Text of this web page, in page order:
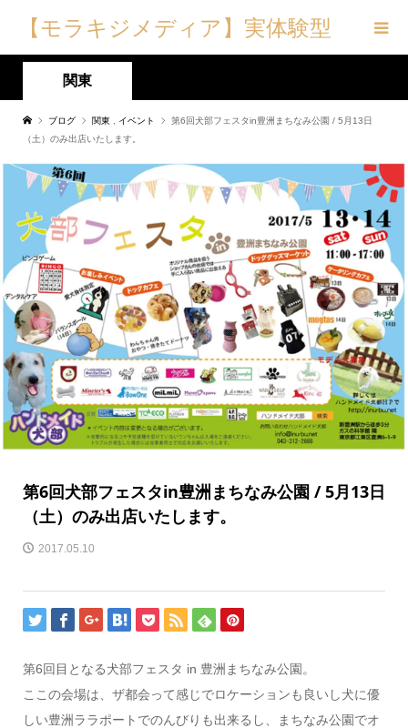
【モラキジメディア】実体験型
の犬メディア&トリーツ専門店
関東
ブログ 関東 イベント
第6回犬部フェスタin豊洲まちなみ公園 / 5月13日
（土）のみ出店いたします。
第6回犬部フェスタin豊洲まちなみ公園 / 5月13日
（土）のみ出店いたします。
2017.05.10
第6回目となる犬部フェスタ in 豊洲まちなみ公園。
ここの会場は、ザ都会って感じでロケーションも良いし犬に優
しい豊洲ララポートでのんびりも出来るし、まちなみ公園でオ